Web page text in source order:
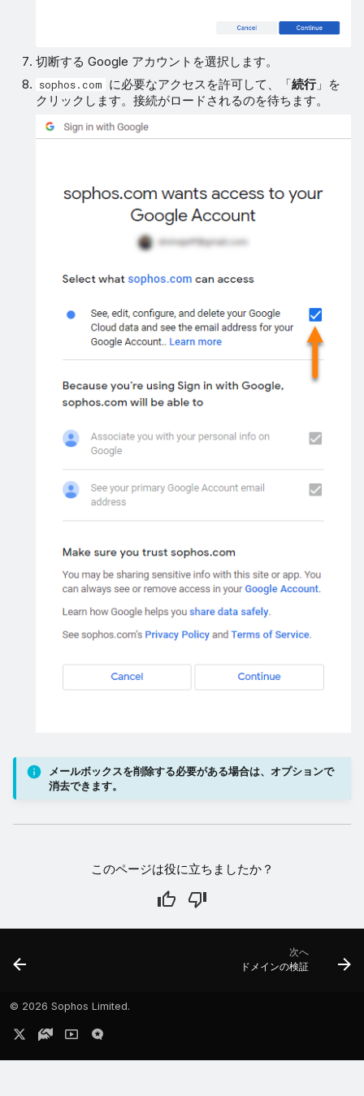
切断する Google アカウントを選択します。
sophos.com に必要なアクセスを許可して、「続行」を
クリックします。接続がロードされるのを待ちます。
メールボックスを削除する必要がある場合は、オプションで
消去できます。
このページは役に立ちましたか？
次へ
ドメインの検証
© 2026 Sophos Limited.